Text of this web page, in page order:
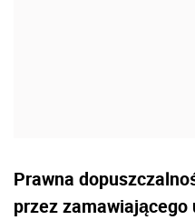
Prawna
przez